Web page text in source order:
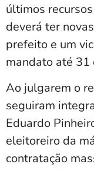
últimos
deverá ter
prefeito e um
mandato até
Ao julgarem o
seguiram
Eduardo
eleitoreiro da
contratação